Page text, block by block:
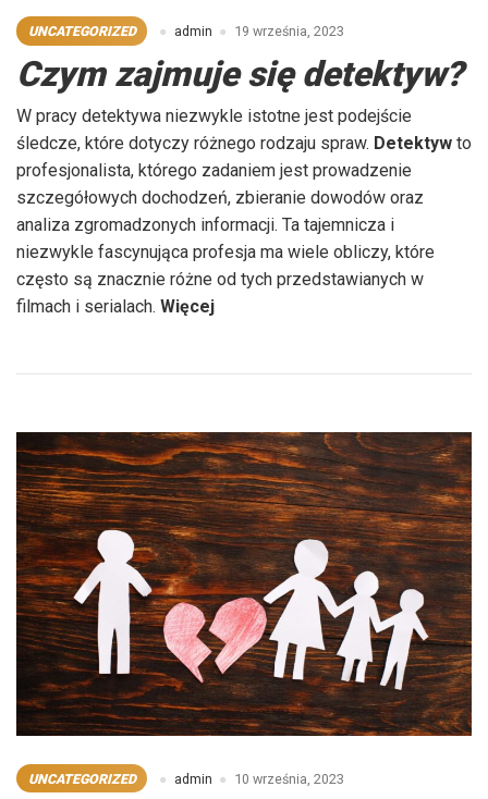
UNCATEGORIZED admin 19 września, 2023
Czym zajmuje się detektyw?
W pracy detektywa niezwykle istotne jest podejście
śledcze, które dotyczy różnego rodzaju spraw. Detektyw to
profesjonalista, którego zadaniem jest prowadzenie
szczegółowych dochodzeń, zbieranie dowodów oraz
analiza zgromadzonych informacji. Ta tajemnicza i
niezwykle fascynująca profesja ma wiele obliczy, które
często są znacznie różne od tych przedstawianych w
filmach i serialach. Więcej„Czym
UNCATEGORIZED admin 10 września, 2023